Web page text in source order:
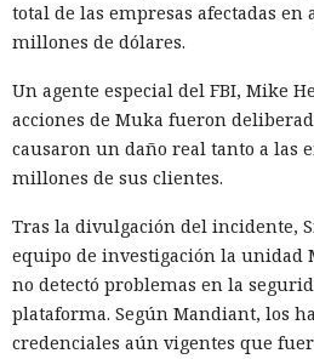
total de las empresas afectadas
millones de dólares.
Un agente especial del FBI, Mike
acciones de Muka fueron
causaron un daño real tanto a las
millones de sus clientes.
Tras la divulgación del incidente,
equipo de investigación la unidad
no detectó problemas en la
plataforma. Según Mandiant, los
credenciales aún vigentes que